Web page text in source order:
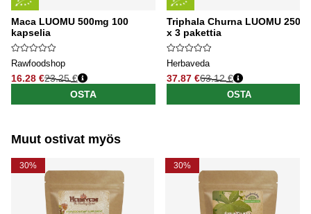
Maca LUOMU 500mg 100
kapselia
Rawfoodshop
16.28 €
Normaali hinta
23.25 €
OSTA
Triphala Churna LUOMU 250g
x 3 pakettia
Herbaveda
37.87 €
Normaali hinta
63.12 €
OSTA
Muut ostivat myös
30% 30%